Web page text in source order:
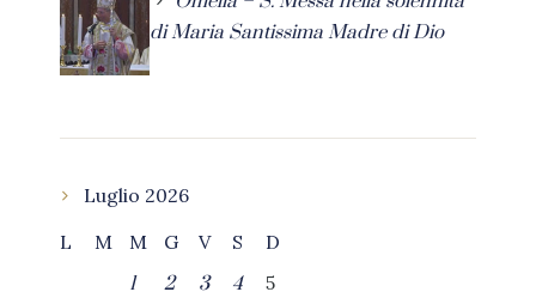
di Maria Santissima Madre di Dio
Luglio 2026
L
M M G V S
D
1
2 3 4
5